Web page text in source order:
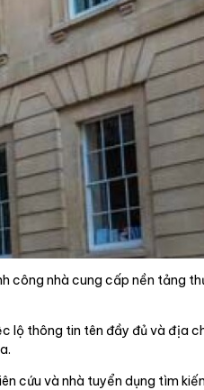
công nhà cung cấp nền tảng
lộ thông tin tên đầy đủ và địa
cứu và nhà tuyển dụng tìm